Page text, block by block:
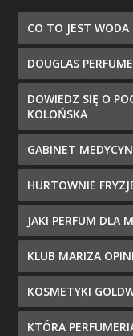
CO TO JEST
DOUGLAS
DOWIEDZ SIĘ O
KOLOŃSKA
GABINET
HURTOWNIE
JAKI PERFUM DLA
KLUB MARIZA
KOSMETYKI
KTÓRA